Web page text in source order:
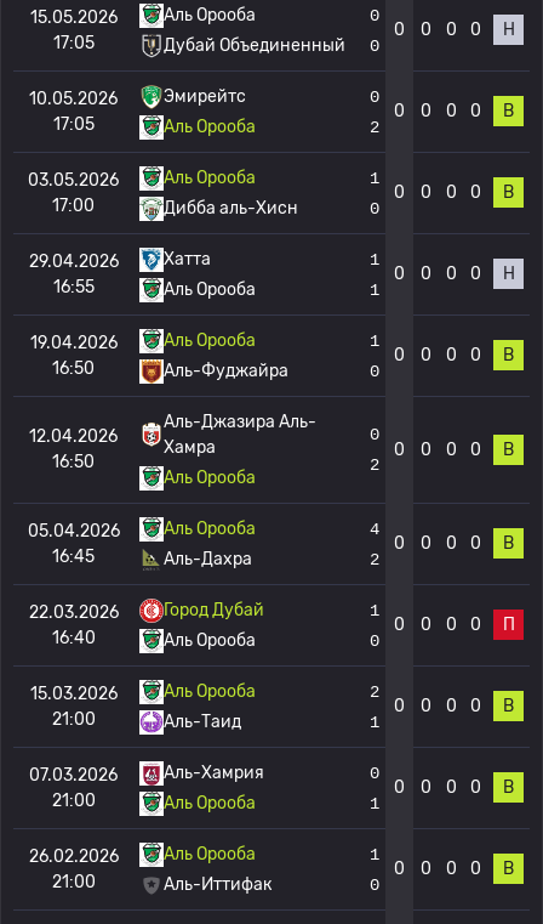
15.05.2026
17:05
Аль Орооба
Дубай Объединенный
0
0
0 0 0 0 Н
10.05.2026
17:05
Эмирейтс
Аль Орооба
0
2
0 0 0 0 В
03.05.2026
17:00
Аль Орооба
Дибба аль-Хисн
1
0
0 0 0 0 В
29.04.2026
16:55
Хатта
Аль Орооба
1
1
0 0 0 0 Н
19.04.2026
16:50
Аль Орооба
Аль-Фуджайра
1
0
0 0 0 0 В
12.04.2026
16:50
Аль-Джазира Аль-
Хамра
Аль Орооба
0
2
0 0 0 0 В
05.04.2026
16:45
Аль Орооба
Аль-Дахра
4
2
0 0 0 0 В
22.03.2026
16:40
Город Дубай
Аль Орооба
1
0
0 0 0 0 П
15.03.2026
21:00
Аль Орооба
Аль-Таид
2
1
0 0 0 0 В
07.03.2026
21:00
Аль-Хамрия
Аль Орооба
0
1
0 0 0 0 В
26.02.2026
21:00
Аль Орооба
Аль-Иттифак
1
0
0 0 0 0 В